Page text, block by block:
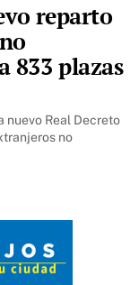
reparto
833 plazas
nuevo Real Decreto
no